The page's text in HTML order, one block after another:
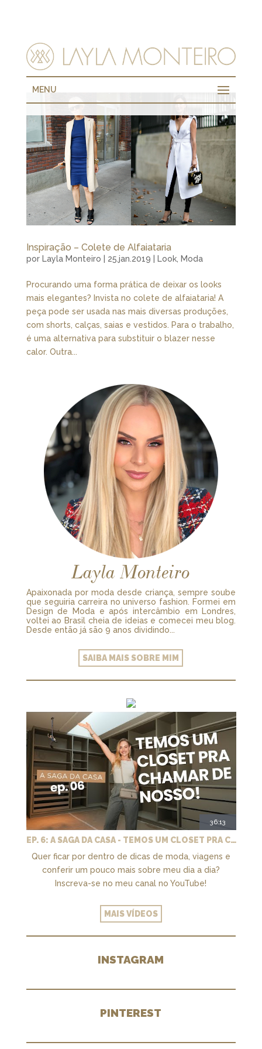
MENU
Inspiração – Colete de Alfaiataria
por Layla Monteiro 25.jan.2019 Look, Moda
Procurando uma forma prática de deixar os looks
mais elegantes? Invista no colete de alfaiataria! A
peça pode ser usada nas mais diversas produções,
com shorts, calças, saias e vestidos. Para o trabalho,
é uma alternativa para substituir o blazer nesse
calor. Outra...
Layla Monteiro
Apaixonada por moda desde criança, sempre soube
que seguiria carreira no universo fashion. Formei em
Design de Moda e após intercâmbio em Londres,
voltei ao Brasil cheia de ideias e comecei meu blog.
Desde então já são 9 anos dividindo...
SAIBA MAIS SOBRE MIM
36:13
EP. 6: A SAGA DA CASA - TEMOS UM CLOSET PRA CHAMAR DE NOSSO + MARCENARIA E PAISAGISMO
Quer ficar por dentro de dicas de moda, viagens e
conferir um pouco mais sobre meu dia a dia?
Inscreva-se no meu canal no YouTube!
MAIS VÍDEOS
INSTAGRAM
PINTEREST